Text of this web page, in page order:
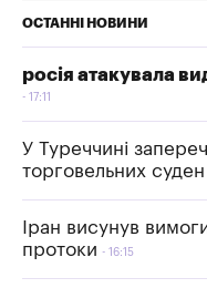
ОСТАННІ НОВИНИ
росія атакувала
17:11
У Туреччині
торговельних
Іран висунув
протоки
16:15